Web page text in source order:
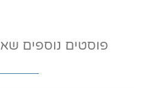
פוסטים נוספים